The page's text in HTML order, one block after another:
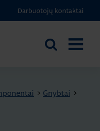
Darbuotojų kontaktai
Ieškoti
> Gnybtai >